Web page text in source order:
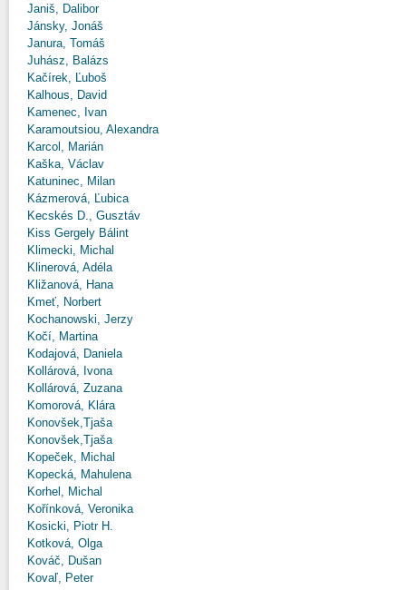
Janiš, Dalibor
Jánsky, Jonáš
Janura, Tomáš
Juhász, Balázs
Kačírek, Ľuboš
Kalhous, David
Kamenec, Ivan
Karamoutsiou, Alexandra
Karcol, Marián
Kaška, Václav
Katuninec, Milan
Kázmerová, Ľubica
Kecskés D., Gusztáv
Kiss Gergely Bálint
Klimecki, Michal
Klinerová, Adéla
Kližanová, Hana
Kmeť, Norbert
Kochanowski, Jerzy
Kočí, Martina
Kodajová, Daniela
Kollárová, Ivona
Kollárová, Zuzana
Komorová, Klára
Konovšek,Tjaša
Konovšek,Tjaša
Kopeček, Michal
Kopecká, Mahulena
Korhel, Michal
Kořínková, Veronika
Kosicki, Piotr H.
Kotková, Olga
Kováč, Dušan
Kovaľ, Peter